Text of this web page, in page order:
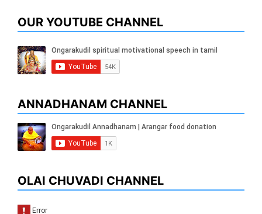
OUR YOUTUBE CHANNEL
ANNADHANAM CHANNEL
OLAI CHUVADI CHANNEL